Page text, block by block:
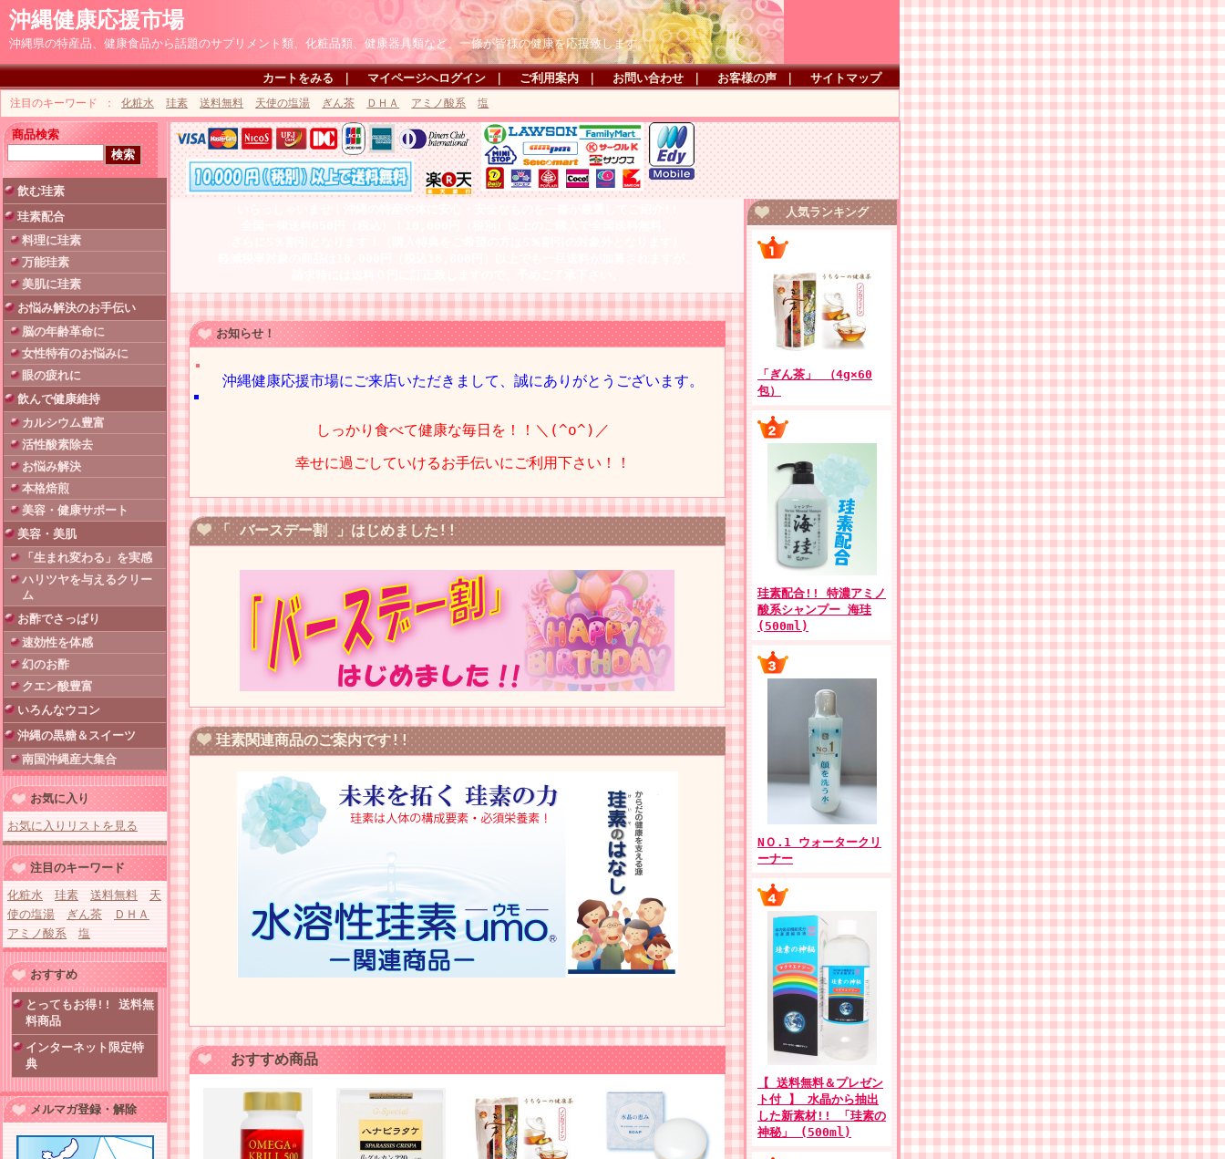
沖縄健康応援市場
沖縄県の特産品、健康食品から話題のサプリメント類、化粧品類、健康器具類など、一條が皆様の健康を応援致します。
カートをみる マイページへログイン ご利用案内 お問い合わせ お客様の声 サイトマップ
注目のキーワード 化粧水 珪素 送料無料 天使の塩湯 ぎん茶 ＤＨＡ アミノ酸系 塩
商品検索
飲む珪素
珪素配合
料理に珪素
万能珪素
美肌に珪素
お悩み解決のお手伝い
脳の年齢革命に
女性特有のお悩みに
眼の疲れに
飲んで健康維持
カルシウム豊富
活性酸素除去
お悩み解決
本格焙煎
美容・健康サポート
美容・美肌
「生まれ変わる」を実感
ハリツヤを与えるクリー
ム
お酢でさっぱり
速効性を体感
幻のお酢
クエン酸豊富
いろんなウコン
沖縄の黒糖＆スイーツ
南国沖縄産大集合
お気に入り
お気に入りリストを見る
注目のキーワード
化粧水
珪素 送料無料
天
使の塩湯
ぎん茶
ＤＨＡ
アミノ酸系
塩
おすすめ
とってもお得!! 送料無
料商品
インターネット限定特
典
メルマガ登録・解除
お知らせ！
沖縄健康応援市場にご来店いただきまして、誠にありがとうございます。
しっかり食べて健康な毎日を！！＼(^o^)／
幸せに過ごしていけるお手伝いにご利用下さい！！
「 バースデー割 」はじめました!!
珪素関連商品のご案内です!!
おすすめ商品
人気ランキング
「ぎん茶」 （4g×60
包）
珪素配合!! 特濃アミノ
酸系シャンプー 海珪
(500ml)
NＯ.1 ウォータークリ
ーナー
【 送料無料＆プレゼン
ト付 】 水晶から抽出
した新素材!! 「珪素の
神秘」 (500ml)